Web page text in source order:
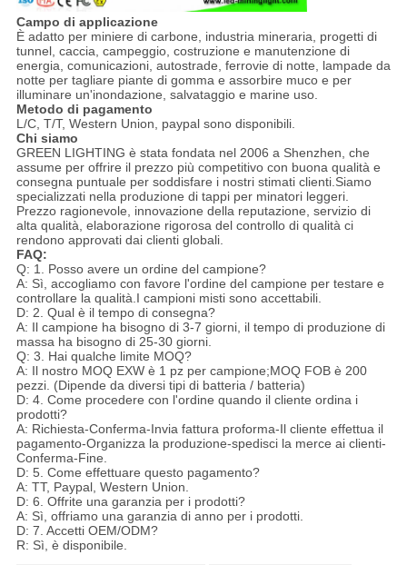
Campo di applicazione
È adatto per miniere di carbone, industria mineraria, progetti di
tunnel, caccia, campeggio, costruzione e manutenzione di
energia, comunicazioni, autostrade, ferrovie di notte, lampade da
notte per tagliare piante di gomma e assorbire muco e per
illuminare un'inondazione, salvataggio e marine uso.
Metodo di pagamento
L/C, T/T, Western Union, paypal sono disponibili.
Chi siamo
GREEN LIGHTING è stata fondata nel 2006 a Shenzhen, che
assume per offrire il prezzo più competitivo con buona qualità e
consegna puntuale per soddisfare i nostri stimati clienti.Siamo
specializzati nella produzione di tappi per minatori leggeri.
Prezzo ragionevole, innovazione della reputazione, servizio di
alta qualità, elaborazione rigorosa del controllo di qualità ci
rendono approvati dai clienti globali.
FAQ:
Q: 1. Posso avere un ordine del campione?
A: Sì, accogliamo con favore l'ordine del campione per testare e
controllare la qualità.I campioni misti sono accettabili.
D: 2. Qual è il tempo di consegna?
A: Il campione ha bisogno di 3-7 giorni, il tempo di produzione di
massa ha bisogno di 25-30 giorni.
Q: 3. Hai qualche limite MOQ?
A: Il nostro MOQ EXW è 1 pz per campione;MOQ FOB è 200
pezzi. (Dipende da diversi tipi di batteria / batteria)
D: 4. Come procedere con l'ordine quando il cliente ordina i
prodotti?
A: Richiesta-Conferma-Invia fattura proforma-Il cliente effettua il
pagamento-Organizza la produzione-spedisci la merce ai clienti-
Conferma-Fine.
D: 5. Come effettuare questo pagamento?
A: TT, Paypal, Western Union.
D: 6. Offrite una garanzia per i prodotti?
A: Sì, offriamo una garanzia di anno per i prodotti.
D: 7. Accetti OEM/ODM?
R: Sì, è disponibile.